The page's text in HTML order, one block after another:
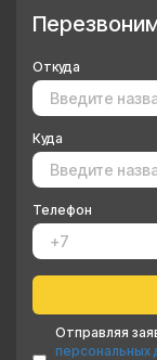
Откуда
Куда
Телефон
Отправляя
персональных